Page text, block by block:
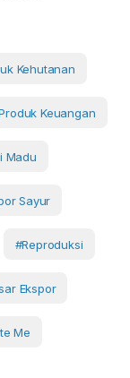
Kehutanan
Keuangan
Madu
Sayur
#reproduksi
Ekspor
Me